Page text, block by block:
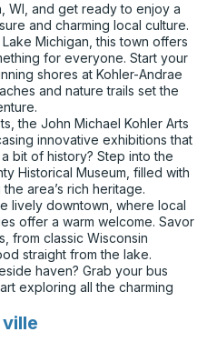
WI, and get ready to enjoy a
and charming local culture.
Michigan, this town offers
for everyone. Start your
shores at Kohler-Andrae
and nature trails set the
the John Michael Kohler Arts
innovative exhibitions that
bit of history? Step into the
Historical Museum, filled with
area’s rich heritage.
lively downtown, where local
offer a warm welcome. Savor
from classic Wisconsin
straight from the lake.
haven? Grab your bus
exploring all the charming